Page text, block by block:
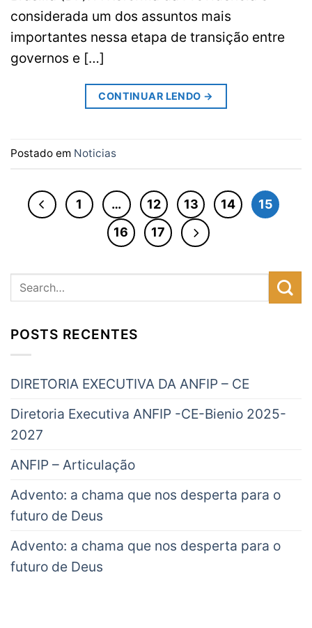
considerada um dos assuntos mais
importantes nessa etapa de transição entre
governos e […]
CONTINUAR LENDO →
Postado em Noticias
1 … 12 13 14
15
16
17
POSTS RECENTES
DIRETORIA EXECUTIVA DA ANFIP – CE
Diretoria Executiva ANFIP -CE-Bienio 2025-
2027
ANFIP – Articulação
Advento: a chama que nos desperta para o
futuro de Deus
Advento: a chama que nos desperta para o
futuro de Deus